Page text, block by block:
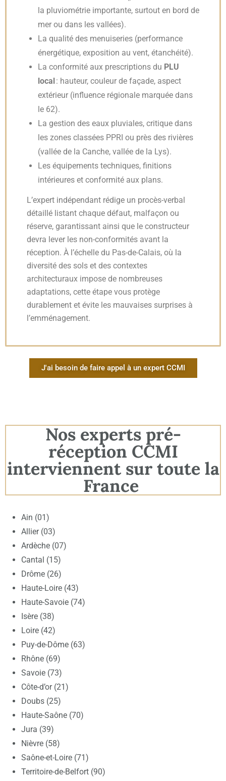
la pluviométrie importante, surtout en bord de
mer ou dans les vallées).
La qualité des menuiseries (performance
énergétique, exposition au vent, étanchéité).
La conformité aux prescriptions du PLU
local: hauteur, couleur de façade, aspect
extérieur (influence régionale marquée dans
le 62).
La gestion des eaux pluviales, critique dans
les zones classées PPRI ou près des rivières
(vallée de la Canche, vallée de la Lys).
Les équipements techniques, finitions
intérieures et conformité aux plans.
L’expert indépendant rédige un procès-verbal
détaillé listant chaque défaut, malfaçon ou
réserve, garantissant ainsi que le constructeur
devra lever les non-conformités avant la
réception. À l’échelle du Pas-de-Calais, où la
diversité des sols et des contextes
architecturaux impose de nombreuses
adaptations, cette étape vous protège
durablement et évite les mauvaises surprises à
l’emménagement.
J'ai besoin de faire appel à un expert CCMI
Nos experts pré-
réception CCMI
interviennent sur toute la
France
Ain (01)
Allier (03)
Ardèche (07)
Cantal (15)
Drôme (26)
Haute-Loire (43)
Haute-Savoie (74)
Isère (38)
Loire (42)
Puy-de-Dôme (63)
Rhône (69)
Savoie (73)
Côte-d’or (21)
Doubs (25)
Haute-Saône (70)
Jura (39)
Nièvre (58)
Saône-et-Loire (71)
Territoire-de-Belfort (90)